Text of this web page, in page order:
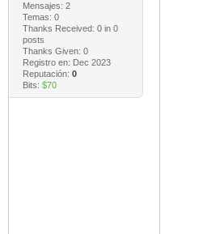
Mensajes: 2
Temas: 0
Thanks Received: 0in 0
posts
Thanks Given: 0
Registro en: Dec 2023
Reputación: 0
Bits: $70